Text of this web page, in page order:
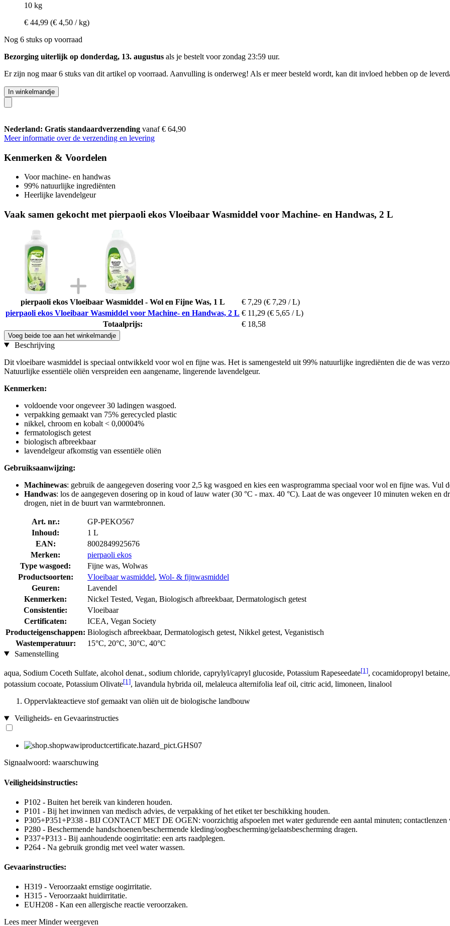
10 kg
€ 44,99 (€ 4,50 / kg)
Nog 6 stuks op voorraad
Bezorging uiterlijk op donderdag, 13. augustus als je bestelt voorzondag 23:59 uur.
Er zijn nog maar 6 stuks van dit artikel op voorraad. Aanvulling is onderweg! Als er meer besteld wordt, kan dit invloed hebben op de
In winkelmandje
Nederland: Gratis standaardverzending vanaf € 64,90
Meer informatie over de verzending en levering
Kenmerken & Voordelen
Voor machine- en handwas
99% natuurlijke ingrediënten
Heerlijke lavendelgeur
Vaak samen gekocht met pierpaoli ekos Vloeibaar Wasmiddel voor Machine- en Handwas, 2 L
pierpaoli ekos Vloeibaar Wasmiddel - Wol en Fijne Was, 1 L € 7,29 (€ 7,29 / L)
pierpaoli ekos Vloeibaar Wasmiddel voor Machine- en Handwas, 2 L € 11,29 (€ 5,65 / L)
Totaalprijs:
€ 18,58
Voeg beide toe aan het winkelmandje
Beschrijving
Dit vloeibare wasmiddel is speciaal ontwikkeld voor wol en fijne was. Het is samengesteld uit 99% natuurlijke ingrediënten die de was
Natuurlijke essentiële oliën verspreiden een aangename, lingerende lavendelgeur.
Kenmerken:
voldoende voor ongeveer 30 ladingen wasgoed.
verpakking gemaakt van 75% gerecycled plastic
nikkel, chroom en kobalt < 0,00004%
fermatologisch getest
biologisch afbreekbaar
lavendelgeur afkomstig van essentiële oliën
Gebruiksaanwijzing:
Machinewas: gebruik de aangegeven dosering voor 2,5 kg wasgoed en kies een wasprogramma speciaal voor wol en fijne was. Vul
Handwas: los de aangegeven dosering op in koud of lauw water (30 °C - max. 40 °C). Laat de was ongeveer 10 minuten weken en
drogen, niet in de buurt van warmtebronnen.
Art. nr.:
GP-PEKO567
Inhoud:
1 L
EAN:
8002849925676
Merken:
pierpaoli ekos
Type wasgoed:
Fijne was, Wolwas
Productsoorten:
Vloeibaar wasmiddel, Wol- & fijnwasmiddel
Geuren:
Lavendel
Kenmerken:
Nickel Tested, Vegan, Biologisch afbreekbaar, Dermatologisch getest
Consistentie:
Vloeibaar
Certificaten:
ICEA, Vegan Society
Producteigenschappen: Biologisch afbreekbaar, Dermatologisch getest, Nikkel getest, Veganistisch
Wastemperatuur:
15°C, 20°C, 30°C, 40°C
Samenstelling
aqua, Sodium Coceth Sulfate, alcohol denat., sodium chloride, caprylyl/capryl glucoside, Potassium Rapeseedate[1], cocamidopropyl
potassium cocoate, Potassium Olivate[1], lavandula hybrida oil, melaleuca alternifolia leaf oil, citric acid, limoneen, linalool
Oppervlakteactieve stof gemaakt van oliën uit de biologische landbouw
Veiligheids- en Gevaarinstructies
Signaalwoord: waarschuwing
Veiligheidsinstructies:
P102 - Buiten het bereik van kinderen houden.
P101 - Bij het inwinnen van medisch advies, de verpakking of het etiket ter beschikking houden.
P305+P351+P338 - BIJ CONTACT MET DE OGEN: voorzichtig afspoelen met water gedurende een aantal minuten;
P280 - Beschermende handschoenen/beschermende kleding/oogbescherming/gelaatsbescherming dragen.
P337+P313 - Bij aanhoudende oogirritatie: een arts raadplegen.
P264 - Na gebruik grondig met veel water wassen.
Gevaarinstructies:
H319 - Veroorzaakt ernstige oogirritatie.
H315 - Veroorzaakt huidirritatie.
EUH208 - Kan een allergische reactie veroorzaken.
Lees meer Minder weergeven